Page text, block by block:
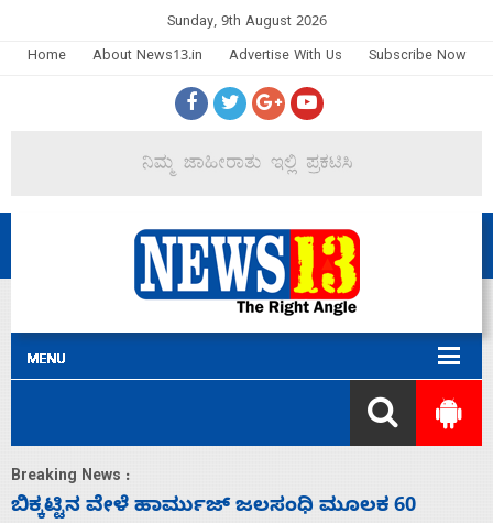
Sunday, 9th August 2026
Home
About News13.in Advertise With Us Subscribe Now
Breaking News :
ನಾಗೇಂದ್ರ ರಾಜೀನಾಮೆ ಕೊಡದಿದ್ದರೆ ಸದನ ನಡೆಸಲು